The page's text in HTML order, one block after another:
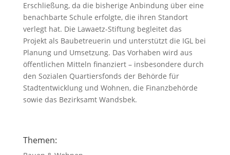
Erschließung, da die bisherige Anbindung über eine
benachbarte Schule erfolgte, die ihren Standort
verlegt hat. Die Lawaetz-Stiftung begleitet das
Projekt als Baubetreuerin und unterstützt die IGL bei
Planung und Umsetzung. Das Vorhaben wird aus
öffentlichen Mitteln finanziert – insbesondere durch
den Sozialen Quartiersfonds der Behörde für
Stadtentwicklung und Wohnen, die Finanzbehörde
sowie das Bezirksamt Wandsbek.
Themen: